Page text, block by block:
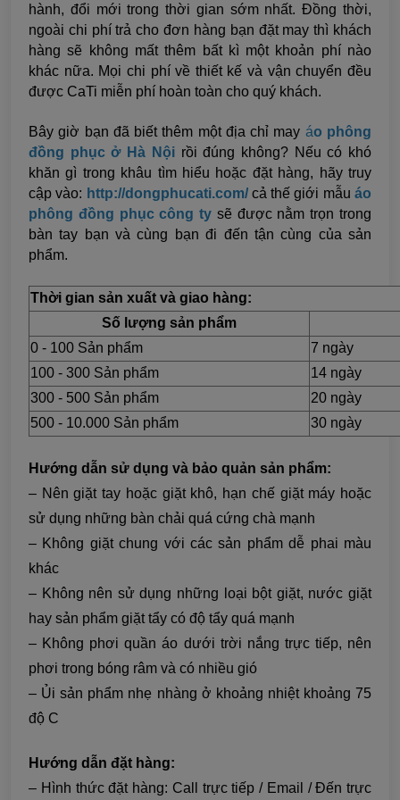
hành, đổi mới trong thời gian sớm nhất. Đồng thời,
ngoài chi phí trả cho đơn hàng bạn đặt may thì khách
hàng sẽ không mất thêm bất kì một khoản phí nào
khác nữa. Mọi chi phí về thiết kế và vận chuyển đều
được CaTi miễn phí hoàn toàn cho quý khách.
Bây giờ bạn đã biết thêm một địa chỉ may áo phông
đồng phục ở Hà Nội rồi đúng không? Nếu có khó
khăn gì trong khâu tìm hiểu hoặc đặt hàng, hãy truy
cập vào: http://dongphucati.com/ cả thế giới mẫu áo
phông đồng phục công ty sẽ được nằm trọn trong
bàn tay bạn và cùng bạn đi đến tận cùng của sản
phẩm.
Thời gian sản xuất và giao hàng:
Số lượng sản phẩm
0 - 100 Sản phẩm
7 ngày
100 - 300 Sản phẩm
14 ngày
300 - 500 Sản phẩm
20 ngày
500 - 10.000 Sản phẩm
30 ngày
Hướng dẫn sử dụng và bảo quản sản phẩm:
– Nên giặt tay hoặc giặt khô, hạn chế giặt máy hoặc
sử dụng những bàn chải quá cứng chà mạnh
– Không giặt chung với các sản phẩm dễ phai màu
khác
– Không nên sử dụng những loại bột giặt, nước giặt
hay sản phẩm giặt tẩy có độ tẩy quá mạnh
– Không phơi quần áo dưới trời nắng trực tiếp, nên
phơi trong bóng râm và có nhiều gió
– Ủi sản phẩm nhẹ nhàng ở khoảng nhiệt khoảng 75
độ C
Hướng dẫn đặt hàng:
– Hình thức đặt hàng: Call trực tiếp / Email / Đến trực